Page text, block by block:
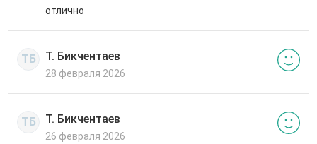
отлично
ТБ Т. Бикчентаев
28 февраля 2026
ТБ Т. Бикчентаев
26 февраля 2026